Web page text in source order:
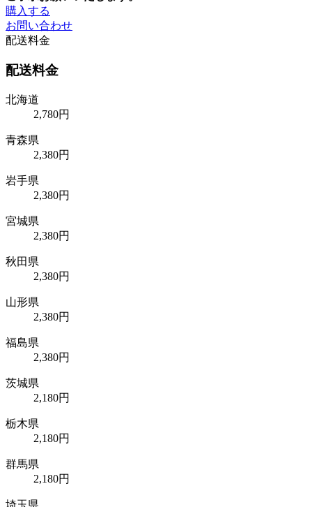
購入する
お問い合わせ
配送料金
配送料金
北海道
2,780円
青森県
2,380円
岩手県
2,380円
宮城県
2,380円
秋田県
2,380円
山形県
2,380円
福島県
2,380円
茨城県
2,180円
栃木県
2,180円
群馬県
2,180円
埼玉県